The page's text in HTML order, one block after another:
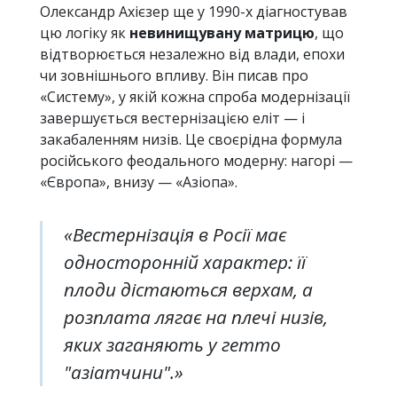
Олександр Ахієзер ще у 1990-х діагностував
цю логіку як невинищувану матрицю, що
відтворюється незалежно від влади, епохи
чи зовнішнього впливу. Він писав про
«Систему», у якій кожна спроба модернізації
завершується вестернізацією еліт — і
закабаленням низів. Це своєрідна формула
російського феодального модерну: нагорі —
«Європа», внизу — «Азіопа».
«Вестернізація в Росії має
односторонній характер: її
плоди дістаються верхам, а
розплата лягає на плечі низів,
яких заганяють у гетто
"азіатчини".»